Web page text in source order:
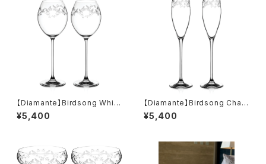
【Diamante】Birdsong White
Wine Pair S/2 【ディアマンテ】
バードソング ワイングラス 白
¥5,400
【Diamante】Birdsong Cham
pagne Flute Pair S/2 【ディア
マンテ】バードソング シャンパ
¥5,400